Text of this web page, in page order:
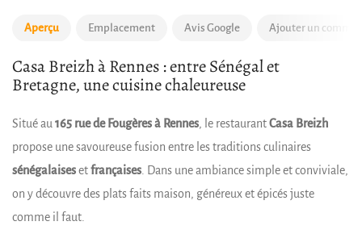
Aperçu Emplacement Avis Google Ajouter un
Casa Breizh à Rennes : entre Sénégal et
Bretagne, une cuisine chaleureuse
Situé au 165 rue de Fougères à Rennes , le restaurantCasa Breizh
propose une savoureuse fusion entre les traditions culinaires
sénégalaisesetfrançaises . Dans une ambiance simple et conviviale,
on y découvre des plats faits maison, généreux et épicés juste
comme il faut.